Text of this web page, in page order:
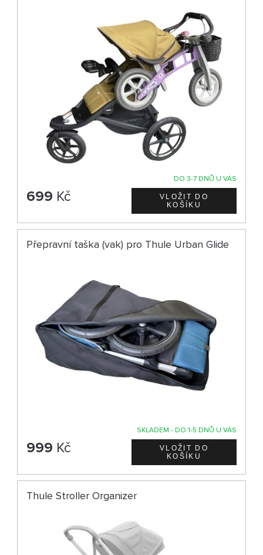
DO 3-7 DNŮ U VÁS
699 Kč
Přepravní taška (vak) pro Thule Urban Glide
SKLADEM - DO 1-5 DNŮ U VÁS
999 Kč
Thule Stroller Organizer